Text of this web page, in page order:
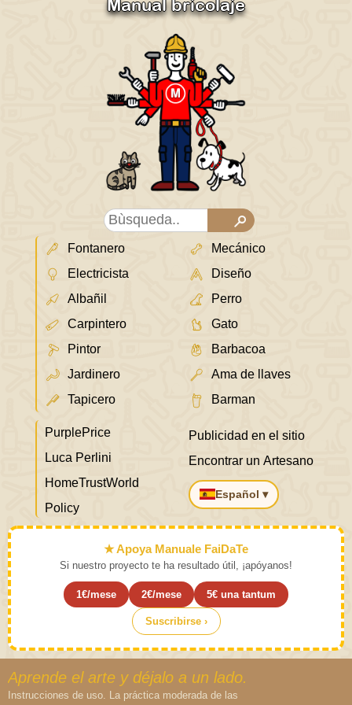
Manual bricolaje
Fontanero
Electricista
Albañil
Carpintero
Pintor
Jardinero
Tapicero
Mecánico
Diseño
Perro
Gato
Barbacoa
Ama de llaves
Barman
PurplePrice
Luca Perlini
HomeTrustWorld
Policy
Publicidad en el sitio
Encontrar un Artesano
Español ▾
★ Apoya Manuale FaiDaTe
Si nuestro proyecto te ha resultado útil, ¡apóyanos!
1€/mese 2€/mese 5€ una tantum
Suscribirse ›
Aprende el arte y déjalo a un lado.
Instrucciones de uso. La práctica moderada de las